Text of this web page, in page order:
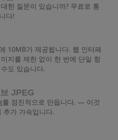
한 질문이 있습니까? 무료로 통
다!
10MB가 제공됩니다. 웹 인터페
지를 제한 없이 한 번에 단일 항
도 있습니다.
JPEG
점진적으로 만듭니다. — 이것
추가 가속입니다.